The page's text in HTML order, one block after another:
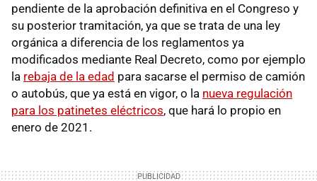
pendiente de la aprobación definitiva en el Congreso y
su posterior tramitación, ya que se trata de una ley
orgánica a diferencia de los reglamentos ya
modificados mediante Real Decreto, como por ejemplo
la rebaja de la edad para sacarse el permiso de camión
o autobús, que ya está en vigor, o la nueva regulación
para los patinetes eléctricos, que hará lo propio en
enero de 2021.